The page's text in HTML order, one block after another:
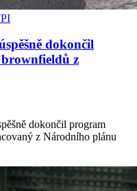
dokončil
z
dokončil program
z Národního plánu